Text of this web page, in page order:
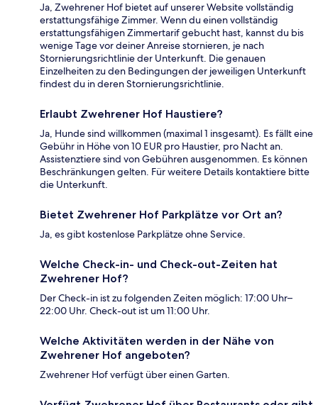
Ja, Zwehrener Hof bietet auf unserer Website vollständig
erstattungsfähige Zimmer. Wenn du einen vollständig
erstattungsfähigen Zimmertarif gebucht hast, kannst du bis
wenige Tage vor deiner Anreise stornieren, je nach
Stornierungsrichtlinie der Unterkunft. Die genauen
Einzelheiten zu den Bedingungen der jeweiligen Unterkunft
findest du in deren Stornierungsrichtlinie.
Erlaubt Zwehrener Hof Haustiere?
Ja, Hunde sind willkommen (maximal 1 insgesamt). Es fällt eine
Gebühr in Höhe von 10 EUR pro Haustier, pro Nacht an.
Assistenztiere sind von Gebühren ausgenommen. Es können
Beschränkungen gelten. Für weitere Details kontaktiere bitte
die Unterkunft.
Bietet Zwehrener Hof Parkplätze vor Ort an?
Ja, es gibt kostenlose Parkplätze ohne Service.
Welche Check-in- und Check-out-Zeiten hat
Zwehrener Hof?
Der Check-in ist zu folgenden Zeiten möglich: 17:00 Uhr–
22:00 Uhr. Check-out ist um 11:00 Uhr.
Welche Aktivitäten werden in der Nähe von
Zwehrener Hof angeboten?
Zwehrener Hof verfügt über einen Garten.